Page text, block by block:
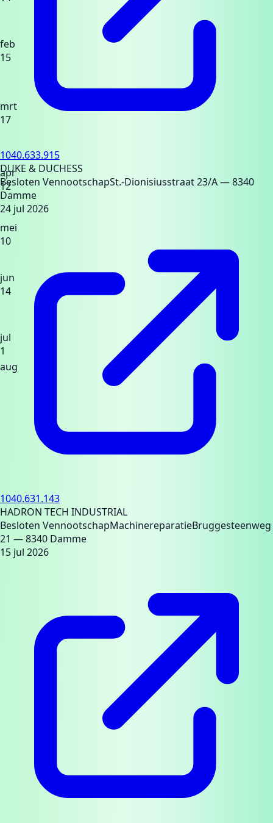
feb
15
mrt
17
apr
12
mei
10
jun
14
jul
1
aug
1040.633.915
DUKE & DUCHESS
Besloten VennootschapSt.-Dionisiusstraat 23/A— 8340
Damme
24 jul 2026
1040.631.143
HADRON TECH INDUSTRIAL
Besloten VennootschapMachinereparatieBruggesteenweg
21 — 8340 Damme
15 jul 2026